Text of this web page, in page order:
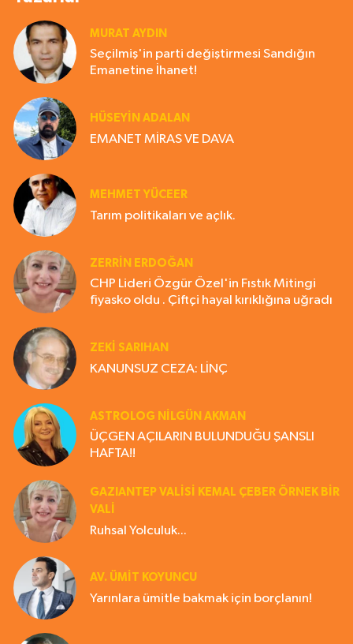
MURAT AYDIN
Seçilmiş'in parti değiştirmesi Sandığın
Emanetine İhanet!
HÜSEYIN ADALAN
EMANET MİRAS VE DAVA
MEHMET YÜCEER
Tarım politikaları ve açlık.
ZERRIN ERDOĞAN
CHP Lideri Özgür Özel'in Fıstık Mitingi
fiyasko oldu . Çiftçi hayal kırıklığına uğradı
ZEKI SARIHAN
KANUNSUZ CEZA: LİNÇ
ASTROLOG NILGÜN AKMAN
ÜÇGEN AÇILARIN BULUNDUĞU ŞANSLI
HAFTA!!
GAZIANTEP VALISI KEMAL ÇEBER ÖRNEK BİR
VALİ
Ruhsal Yolculuk...
AV. ÜMIT KOYUNCU
Yarınlara ümitle bakmak için borçlanın!